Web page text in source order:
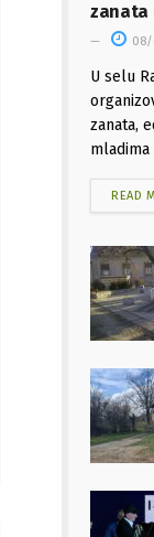
zanata
U selu
zanata,
mladima
READ